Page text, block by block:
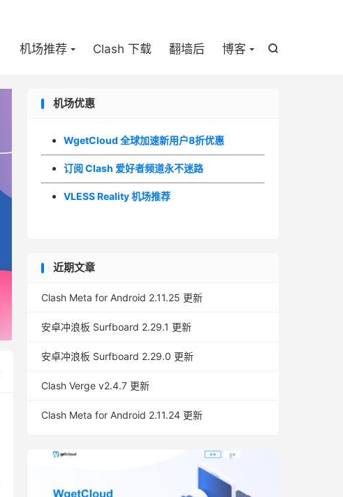

机场推荐 Clash 下载 翻墙后 博客
机场优惠
WgetCloud 全球加速新用户8折优惠
订阅 Clash 爱好者频道永不迷路
VLESS Reality 机场推荐
近期文章
Clash Meta for Android 2.11.25 更新
安卓冲浪板 Surfboard 2.29.1 更新
安卓冲浪板 Surfboard 2.29.0 更新
Clash Verge v2.4.7 更新
Clash Meta for Android 2.11.24 更新